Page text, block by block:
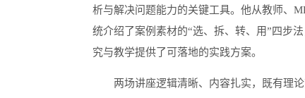
析与解决问题能力的关键工具。他从教师、
统介绍了案例素材的“选、拆、转、用”四步
究与教学提供了可落地的实践方案。
两场讲座逻辑清晰、内容扎实，既有理